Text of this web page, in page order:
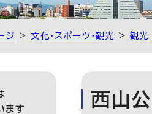
ジ >文化・スポーツ・観光 >観光
西山
ます